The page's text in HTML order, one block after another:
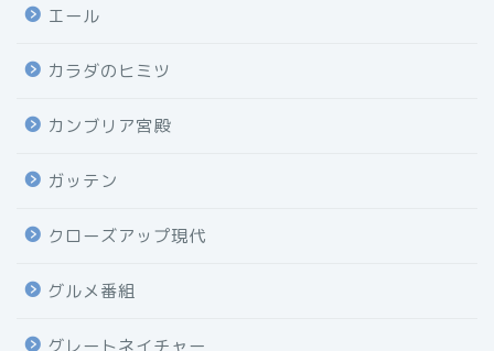
エール
カラダのヒミツ
カンブリア宮殿
ガッテン
クローズアップ現代
グルメ番組
グレートネイチャー